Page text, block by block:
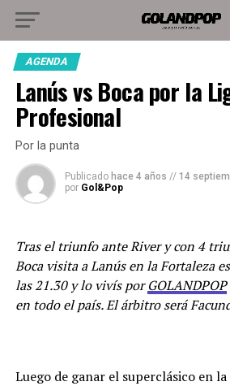
AGENDA
Lanús vs Boca por la
Profesional
Por la punta
Publicado hace 4 años // 14
por Gol&Pop
Tras el triunfo ante River y con 4
Boca visita a Lanús en la Fortaleza
las 21.30 y lo vivís porGOLANDPOP
en todo el país. El árbitro será
Luego de ganar el superclásico en